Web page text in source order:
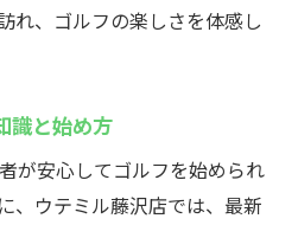
れ、ゴルフの楽しさを体感し
識と始め方
が安心してゴルフを始められ
、ウテミル藤沢店では、最新